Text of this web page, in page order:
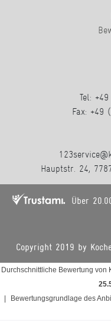
Tel:
Fax: +49
Hauptstr. 24,
Über
Copyright 2019 by
Durchschnittliche Bewertung von
Bewertungsgrundlage des